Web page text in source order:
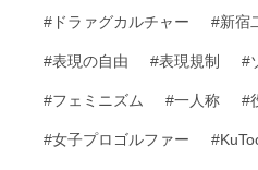
#ドラァグカルチャー #新宿
#表現の自由 #表現規制 #
#フェミニズム #一人称 #
#女子プロゴルファー